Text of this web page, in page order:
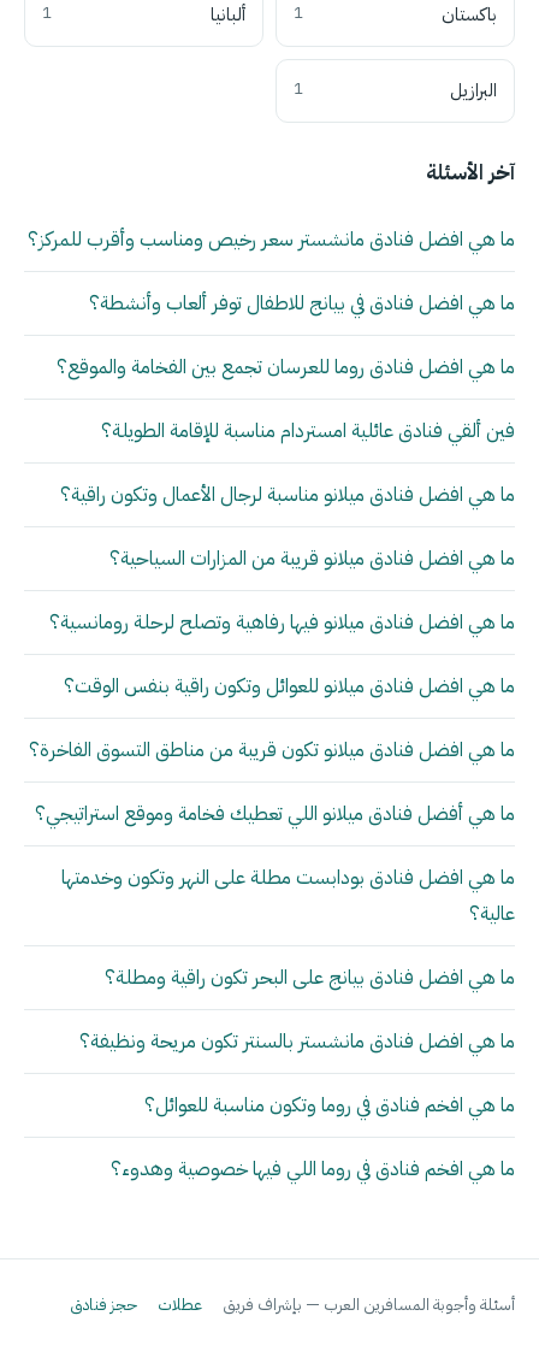
باكستان 1 ألبانيا 1
البرازيل 1
آخر الأسئلة
ما هي افضل فنادق مانشستر سعر رخيص ومناسب وأقرب للمركز؟
ما هي افضل فنادق في بيانج للاطفال توفر ألعاب وأنشطة؟
ما هي افضل فنادق روما للعرسان تجمع بين الفخامة والموقع؟
فين ألقي فنادق عائلية امستردام مناسبة للإقامة الطويلة؟
ما هي افضل فنادق ميلانو مناسبة لرجال الأعمال وتكون راقية؟
ما هي افضل فنادق ميلانو قريبة من المزارات السياحية؟
ما هي افضل فنادق ميلانو فيها رفاهية وتصلح لرحلة رومانسية؟
ما هي افضل فنادق ميلانو للعوائل وتكون راقية بنفس الوقت؟
ما هي افضل فنادق ميلانو تكون قريبة من مناطق التسوق الفاخرة؟
ما هي أفضل فنادق ميلانو اللي تعطيك فخامة وموقع استراتيجي؟
ما هي افضل فنادق بودابست مطلة على النهر وتكون وخدمتها
عالية؟
ما هي افضل فنادق بيانج على البحر تكون راقية ومطلة؟
ما هي افضل فنادق مانشستر بالسنتر تكون مريحة ونظيفة؟
ما هي افخم فنادق في روما وتكون مناسبة للعوائل؟
ما هي افخم فنادق في روما اللي فيها خصوصية وهدوء؟
أسئلة وأجوبة المسافرين العرب — بإشراف فريق عطلات حجز فنادق